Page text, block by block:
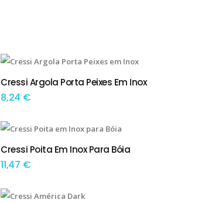
ADICIONAR
Cressi Argola Porta Peixes Em Inox
8,24 €
ADICIONAR
Cressi Poita Em Inox Para Bóia
11,47 €